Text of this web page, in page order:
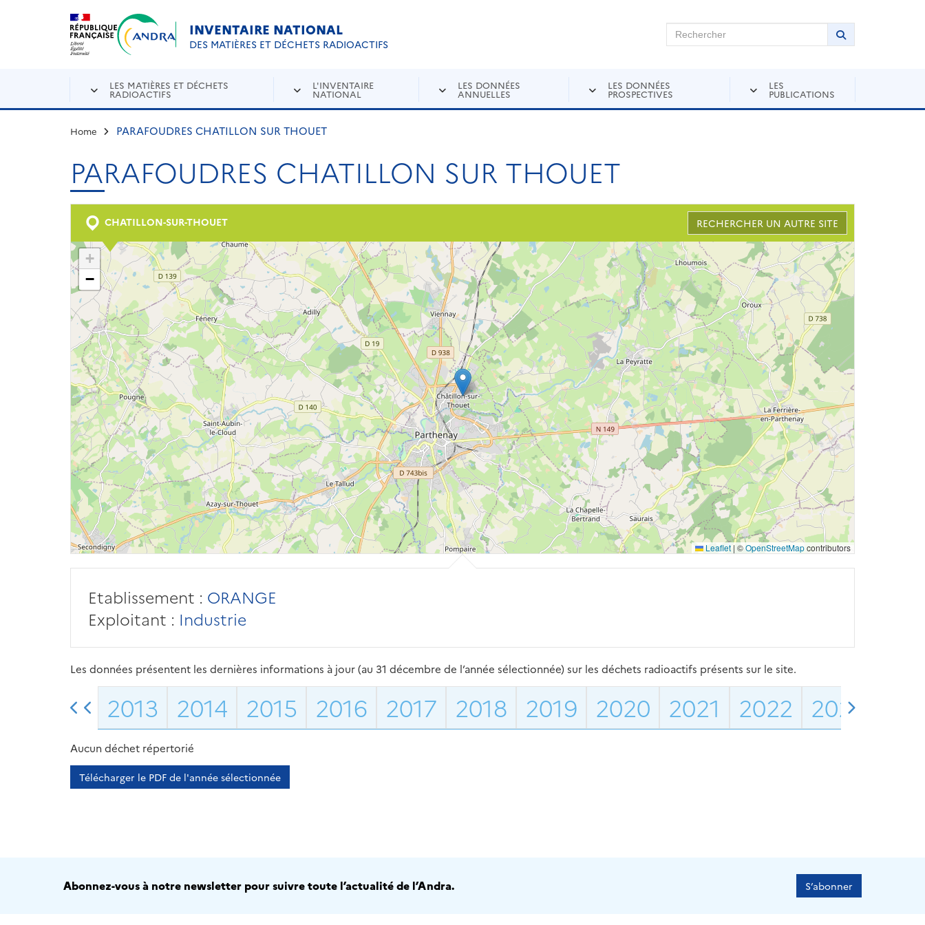
Aller au contenu principal
INVENTAIRE NATIONAL
DES MATIÈRES ET DÉCHETS RADIOACTIFS
Rechercher sur Andra Inventaire Rechercher
Lancer la
LES MATIÈRES ET DÉCHETS
RADIOACTIFS
L'INVENTAIRE
NATIONAL
LES DONNÉES
ANNUELLES
LES DONNÉES
PROSPECTIVES
LES
PUBLICATIONS
Home PARAFOUDRES CHATILLON SUR THOUET
PARAFOUDRES CHATILLON SUR THOUET
CHATILLON-SUR-THOUET RECHERCHER UN AUTRE SITE
+
−
Leaflet | ©OpenStreetMapcontributors
Etablissement : ORANGE
Exploitant : Industrie
Les données présentent les dernières informations à jour (au 31 décembre de l’année sélectionnée) sur les déchets radioactifs présents sur le site.
2013 2014 2015 2016 2017 2018 2019 2020 2021 2022 2023
Aucun déchet répertorié
Télécharger le PDF de l'année sélectionnée
Abonnez-vous à notre newsletter pour suivre toute l’actualité de l’Andra. S’abonner